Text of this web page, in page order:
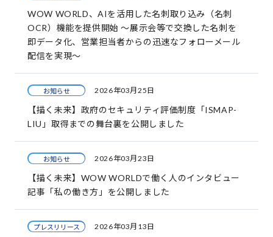
WOW WORLD、AIを活用した名刺取り込み（名刺
OCR）機能を提供開始 ～展示会等で交換した名刺を
即データ化、営業担当者からの迅速なフォローメール
配信を実現～
お知らせ 2026年03月25日
【描く未来】政府のセキュリティ評価制度「ISMAP-
LIU」取得までの舞台裏を公開しました
お知らせ 2026年03月23日
【描く未来】WOW WORLDで働く人のインタビュー
記事「私の働き方」を公開しました
プレスリリース 2026年03月13日